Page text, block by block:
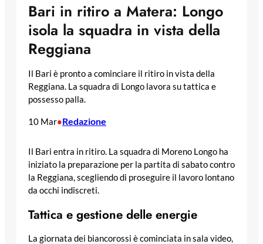
Bari in ritiro a Matera: Longo
isola la squadra in vista della
Reggiana
Il Bari è pronto a cominciare il ritiro in vista della
Reggiana. La squadra di Longo lavora su tattica e
possesso palla.
10 Mar•Redazione
Il Bari entra in ritiro. La squadra di Moreno Longo ha
iniziato la preparazione per la partita di sabato contro
la Reggiana, scegliendo di proseguire il lavoro lontano
da occhi indiscreti.
Tattica e gestione delle energie
La giornata dei biancorossi è cominciata in sala video,